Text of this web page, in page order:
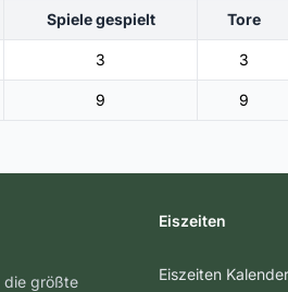
Spiele gespielt Tore
3 3
9 9
die größte
Eiszeiten
Eiszeiten Kalender